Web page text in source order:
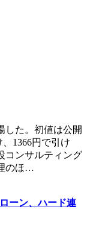
した。初値は公開
1366円で引け
コンサルティング
のほ…
ーン、ハード連